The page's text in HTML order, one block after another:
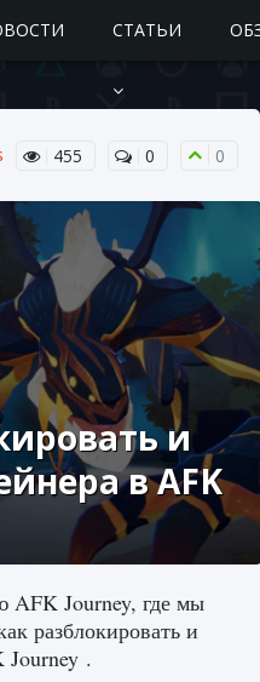
СТАТЬИ
получению
0 1
«Идет
455 0 0
и
в AFK
AFK Journey, где мы
разблокировать и
Journey .